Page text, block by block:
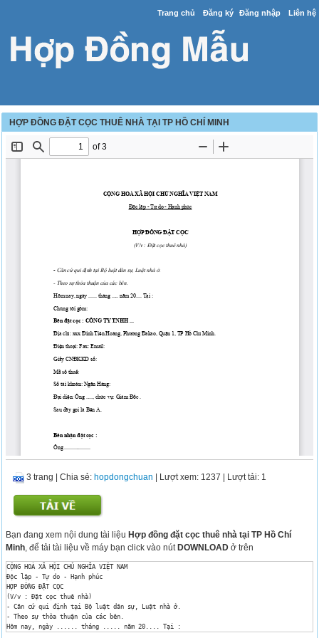
Trang chủ Đăng ký Đăng nhập Liên hệ
HỢP ĐỒNG ĐẶT CỌC THUÊ NHÀ TẠI TP HỒ CHÍ MINH
3 trang |Chia sẻ: hopdongchuan | Lượt xem: 1237 | Lượt tải: 1
Bạn đang xem nội dung tài liệuHợp đồng đặt cọc thuê nhà tại TP Hồ Chí
Minh , để tải tài liệu về máy bạn click vào nútDOWNLOAD ở trên
CỘNG HOÀ XÃ HỘI CHỦ NGHĨA VIỆT NAM
Độc lập - Tự do - Hạnh phúc
HỢP ĐỒNG ĐẶT CỌC
(V/v : Đặt cọc thuê nhà)
- Căn cứ qui định tại Bộ luật dân sự, Luật nhà ở.
- Theo sự thỏa thuận của các bên.
Hôm nay, ngày ...... tháng ..... năm 20.... Tại :